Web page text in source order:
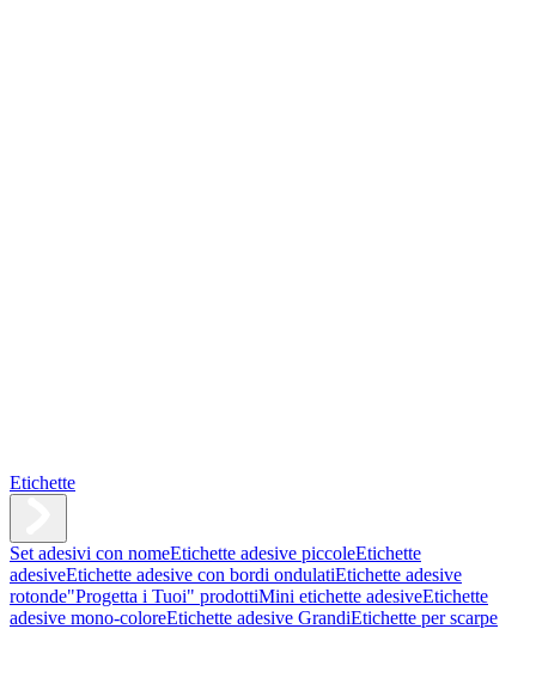
Etichette
Set adesivi con nomeEtichette adesive piccoleEtichette
adesiveEtichette adesive con bordi ondulatiEtichette adesive
rotonde"Progetta i Tuoi" prodottiMini etichette adesiveEtichette
adesive mono-coloreEtichette adesive GrandiEtichette per scarpe